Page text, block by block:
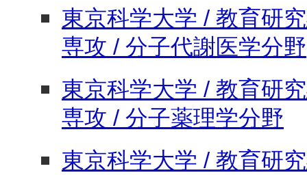
東京科学大学 / 教育研
専攻 / 分子代謝医学分野
東京科学大学 / 教育研
専攻 / 分子薬理学分野
東京科学大学 / 教育研